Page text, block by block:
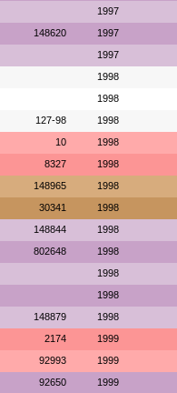
1997
148620 1997
1997
1998
1998
127-98 1998
10 1998
8327 1998
148965 1998
30341 1998
148844 1998
802648 1998
1998
1998
148879 1998
2174 1999
92993 1999
92650 1999